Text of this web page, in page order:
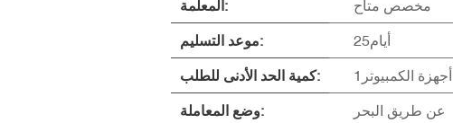
المعلمة: مخصص متاح
موعد التسليم: أيام25
كمية الحد الأدنى للطلب: أجهزة الكمبيوتر1
وضع المعاملة: عن طريق البحر